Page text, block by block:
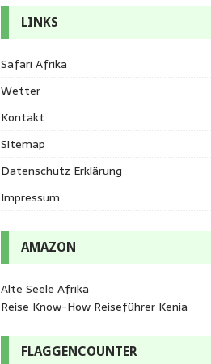
LINKS
Safari Afrika
Wetter
Kontakt
Sitemap
Datenschutz Erklärung
Impressum
AMAZON
Alte Seele Afrika
Reise Know-How Reiseführer Kenia
FLAGGENCOUNTER